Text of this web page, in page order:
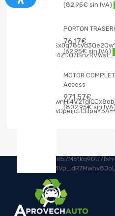
82,95€
PORTON
76,17€
62,95€
MOTOR
Access
971,57€
802,95€